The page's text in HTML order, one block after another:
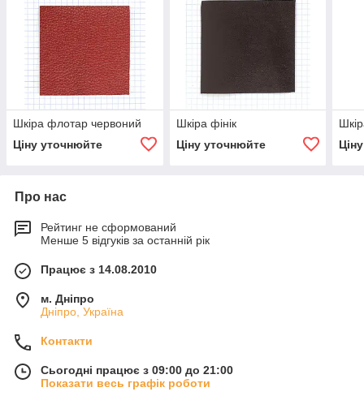
Шкіра флотар червоний
Ціну уточнюйте
Шкіра фінік
Ціну уточнюйте
Про нас
Рейтинг не сформований
Менше 5 відгуків за останній рік
Працює з 14.08.2010
м. Дніпро
Дніпро, Україна
Контакти
Сьогодні працює з 09:00 до 21:00
Показати весь графік роботи